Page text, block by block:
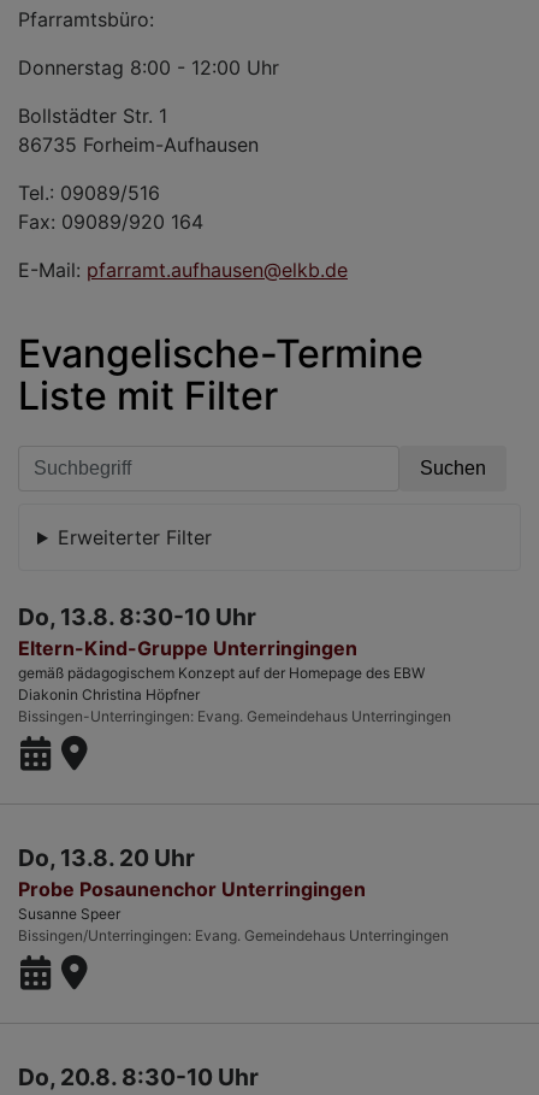
Pfarramtsbüro:
Donnerstag 8:00 - 12:00 Uhr
Bollstädter Str. 1
86735 Forheim-Aufhausen
Tel.: 09089/516
Fax: 09089/920 164
E-Mail: pfarramt.aufhausen@elkb.de
Evangelische-Termine
Liste mit Filter
Erweiterter Filter
Do, 13.8. 8:30-10 Uhr
Eltern-Kind-Gruppe Unterringingen
gemäß pädagogischem Konzept auf der Homepage des EBW
Diakonin Christina Höpfner
Bissingen-Unterringingen Evang. Gemeindehaus Unterringingen
Do, 13.8. 20 Uhr
Probe Posaunenchor Unterringingen
Susanne Speer
Bissingen/Unterringingen Evang. Gemeindehaus Unterringingen
Do, 20.8. 8:30-10 Uhr